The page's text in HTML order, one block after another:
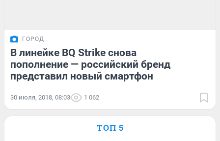
ГОРОД
В линейке BQ Strike снова
пополнение — российский бренд
представил новый смартфон
30 июля, 2018, 08:03 1 062
ТОП 5